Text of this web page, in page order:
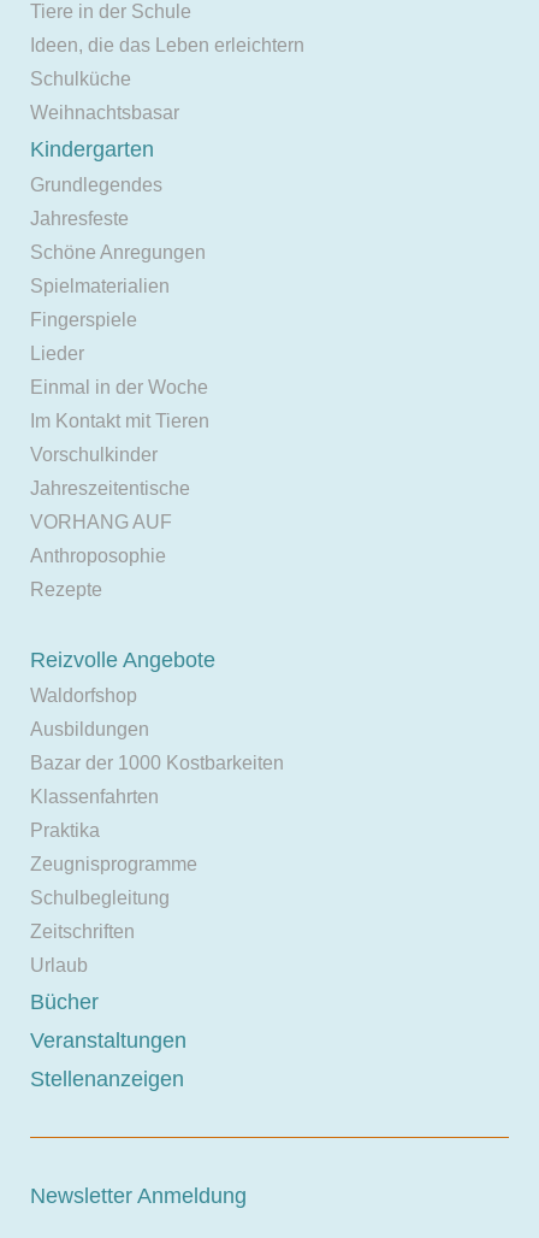
Tiere in der Schule
Ideen, die das Leben erleichtern
Schulküche
Weihnachtsbasar
Kindergarten
Grundlegendes
Jahresfeste
Schöne Anregungen
Spielmaterialien
Fingerspiele
Lieder
Einmal in der Woche
Im Kontakt mit Tieren
Vorschulkinder
Jahreszeitentische
VORHANG AUF
Anthroposophie
Rezepte
Reizvolle Angebote
Waldorfshop
Ausbildungen
Bazar der 1000 Kostbarkeiten
Klassenfahrten
Praktika
Zeugnisprogramme
Schulbegleitung
Zeitschriften
Urlaub
Bücher
Veranstaltungen
Stellenanzeigen
Newsletter Anmeldung